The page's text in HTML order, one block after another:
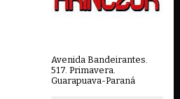
Avenida Bandeirantes.
517. Primavera.
Guarapuava-Paraná